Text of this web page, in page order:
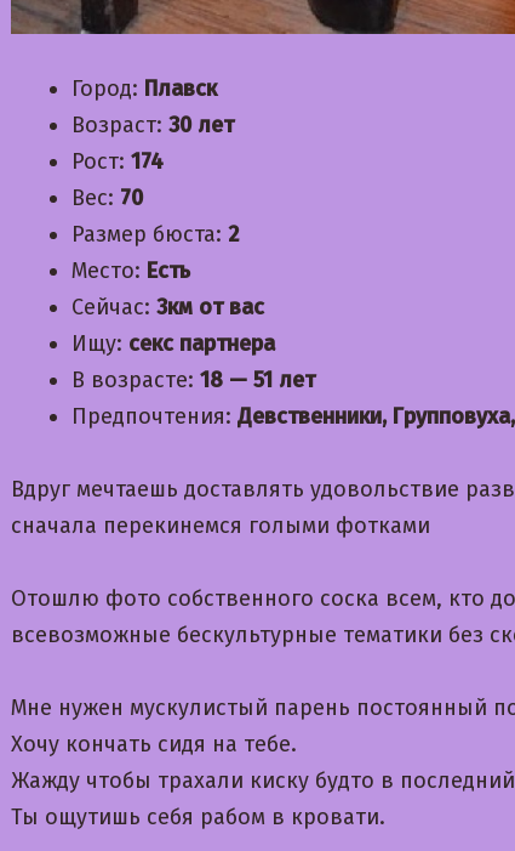
Город: Плавск
Возраст: 30 лет
Рост: 174
Вес: 70
Размер бюста: 2
Место: Есть
Сейчас: 3км от вас
Ищу: секс партнера
В возрасте: 18 — 51 лет
Предпочтения: Девственники,
Вдруг мечтаешь доставлять удовольствие
сначала перекинемся голыми фотками
Отошлю фото собственного соска всем, кто
всевозможные бескультурные тематики без
Мне нужен мускулистый парень постоянный
Хочу кончать сидя на тебе.
Жажду чтобы трахали киску будто в
Ты ощутишь себя рабом в кровати.